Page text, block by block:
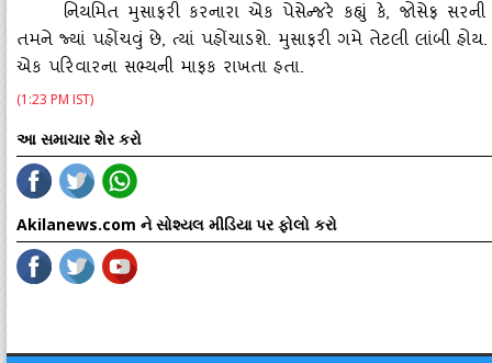
નિયમિત મુસાફરી કરનારા એક પેસેન્‍જરે કહ્યું કે, જોસેફ
તમને જ્‍યાં પહોંચવું છે, ત્‍યાં પહોંચાડશે. મુસાફરી ગમે તેટલી લાંબી
એક પરિવારના સભ્‍યની માફક રાખતા હતા.
(1:23 PM IST)
આ સમાચાર શેર કરો
Akilanews.com ને સોશ્યલ મીડિયા પર ફોલો કરો